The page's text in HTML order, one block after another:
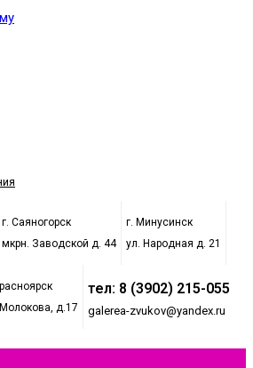
г. Саяногорск
мкрн. Заводской д. 44
г. Минусинск
ул. Народная д. 21
д.17
тел: 8 (3902) 215-055
galerea-zvukov@yandex.ru